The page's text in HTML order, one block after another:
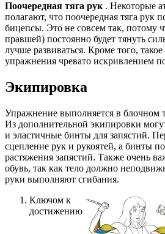
Поочередная тяга рук . Некоторые
полагают, что поочередная тяга рук
бицепсы. Это не совсем так, потому
правшей) постоянно будет тянуть
лучше развиваться. Кроме того,
упражнения чревато искривлением
Экипировка
Упражнение выполняется в блочном
Из дополнительной экипировки
и эластичные бинты для запястий.
сцепление рук и рукоятей, а бинты
растяжения запястий. Также очень
обувь, так как тело должно
руки выполняют сгибания.
Ключом к
достижению